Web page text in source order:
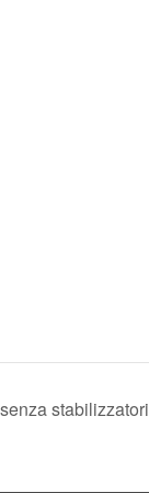
stabilizzatori